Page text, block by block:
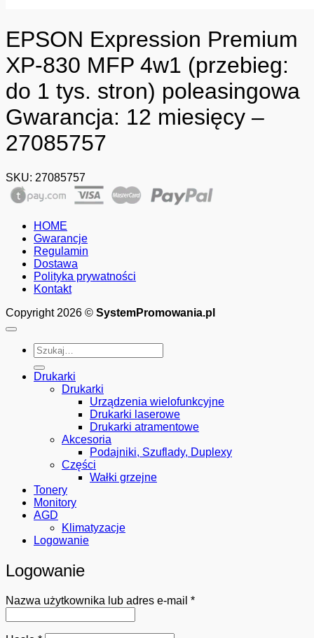
EPSON Expression Premium
XP-830 MFP 4w1 (przebieg:
do 1 tys. stron) poleasingowa
Gwarancja: 12 miesięcy –
27085757
SKU: 27085757
HOME
Gwarancje
Regulamin
Dostawa
Polityka prywatności
Kontakt
Copyright 2026 © SystemPromowania.pl
Szukaj:
Drukarki
Drukarki
Urządzenia wielofunkcyjne
Drukarki laserowe
Drukarki atramentowe
Akcesoria
Podajniki, Szuflady, Duplexy
Części
Wałki grzejne
Tonery
Monitory
AGD
Klimatyzacje
Logowanie
Logowanie
Nazwa użytkownika lub adres e-mail *Wymagane